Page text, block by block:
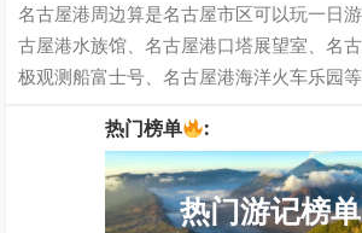
名古屋港周边算是名古屋市区可以玩一日
古屋港水族馆、名古屋港口塔展望室、名
极观测船富士号、名古屋港海洋火车乐园
热门榜单 :
热门游记榜单